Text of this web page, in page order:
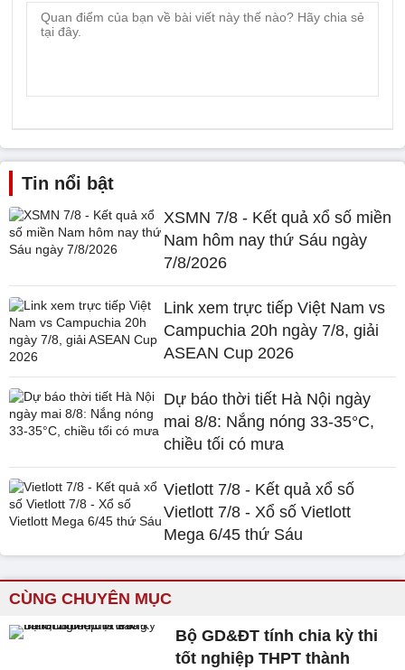
Tin nổi bật
XSMN 7/8 - Kết quả xổ số miền
Nam hôm nay thứ Sáu ngày
7/8/2026
Link xem trực tiếp Việt Nam vs
Campuchia 20h ngày 7/8, giải
ASEAN Cup 2026
Dự báo thời tiết Hà Nội ngày
mai 8/8: Nắng nóng 33-35°C,
chiều tối có mưa
Vietlott 7/8 - Kết quả xổ số
Vietlott 7/8 - Xổ số Vietlott
Mega 6/45 thứ Sáu
CÙNG CHUYÊN MỤC
Bộ GD&ĐT tính chia kỳ thi
tốt nghiệp THPT thành